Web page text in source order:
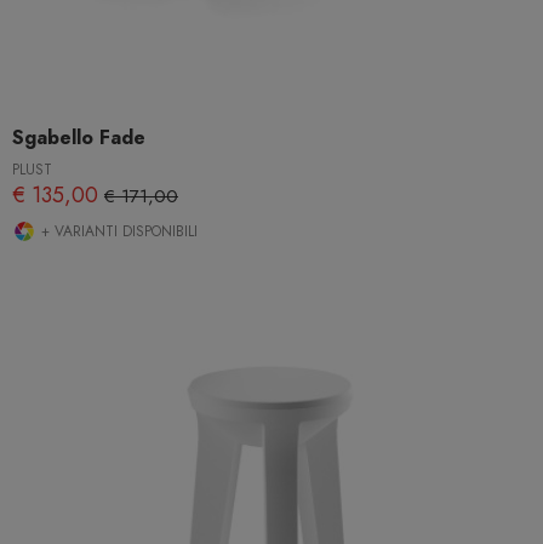
Sgabello Fade
PLUST
€ 135,00 € 171,00
+ VARIANTI DISPONIBILI